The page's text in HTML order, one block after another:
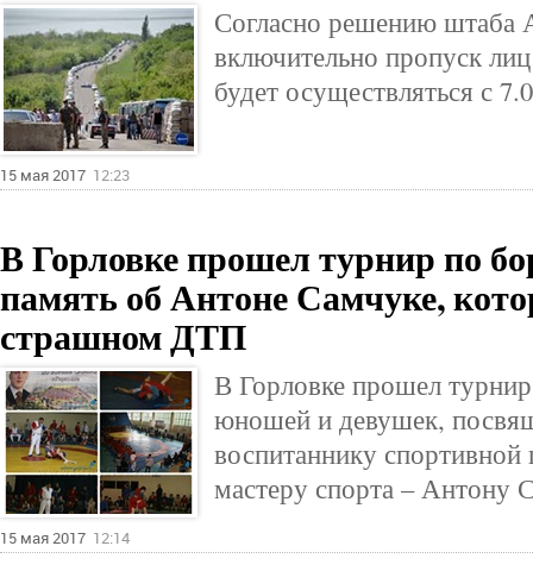
Согласно решению штаба
включительно пропуск
будет осуществляться с
15 мая 2017 12:23
В Горловке прошел турнир по
память об Антоне Самчуке,
страшном ДТП
В Горловке прошел
юношей и девушек,
воспитаннику
мастеру спорта – Антону
15 мая 2017 12:14